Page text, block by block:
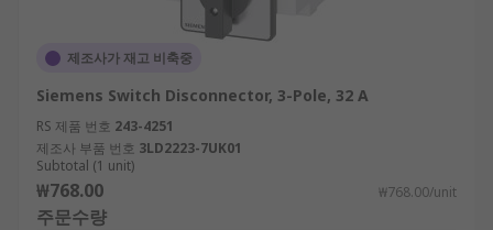
제조사가 재고 비축중
Siemens Switch Disconnector, 3-Pole, 32 A
RS 제품 번호 243-4251
제조사 부품 번호 3LD2223-7UK01
Subtotal (1 unit)
₩768.00 ₩768.00/unit
주문수량